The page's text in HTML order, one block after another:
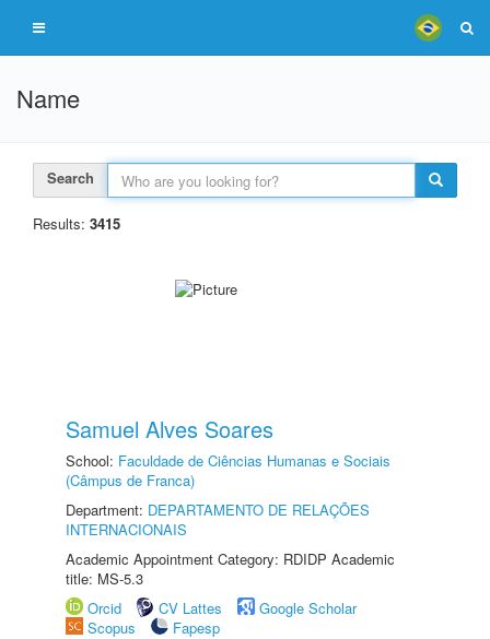
Name
Search
Results: 3415
Samuel Alves Soares
School: Faculdade de Ciências Humanas e Sociais
(Câmpus de Franca)
Department: DEPARTAMENTO DE RELAÇÕES
INTERNACIONAIS
Academic Appointment Category: RDIDP Academic
title: MS-5.3
Orcid
CV Lattes
Google Scholar
Scopus
Fapesp